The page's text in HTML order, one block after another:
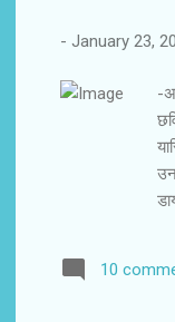
- January 23,
-
10